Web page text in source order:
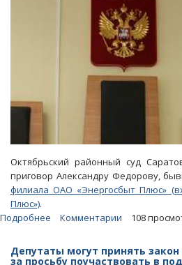
Октябрьский районный суд
приговор Александру Федорову,
филиала ОАО «Энергосбыт Плюс»
Плюс»).
Подробнее
«Т
Комментарии 108
Депутаты могут принять
за просьбу поучаствовать в